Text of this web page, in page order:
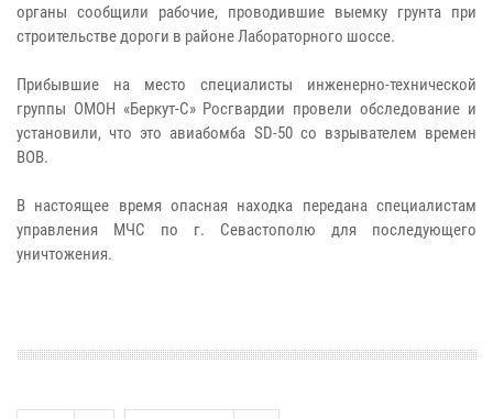
органы сообщили рабочие, проводившие выемку грунта при
строительстве дороги в районе Лабораторного шоссе.
Прибывшие на место специалисты инженерно-технической
группы ОМОН «Беркут-С» Росгвардии провели обследование и
установили, что это авиабомба SD-50 со взрывателем времен
ВОВ.
В настоящее время опасная находка передана специалистам
управления МЧС по г. Севастополю для последующего
уничтожения.